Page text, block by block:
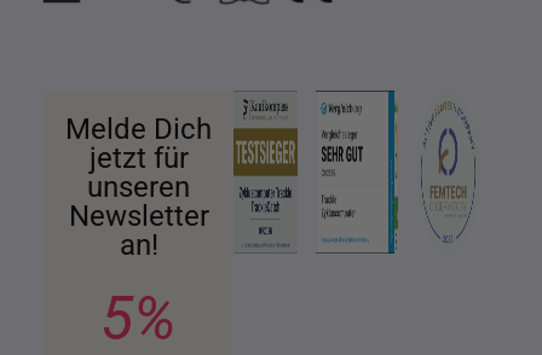
Melde Dich
jetzt für
unseren
Newsletter
an!
5%